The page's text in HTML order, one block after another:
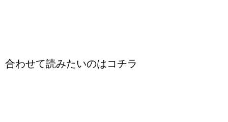
合わせて読みたいのはコチラ